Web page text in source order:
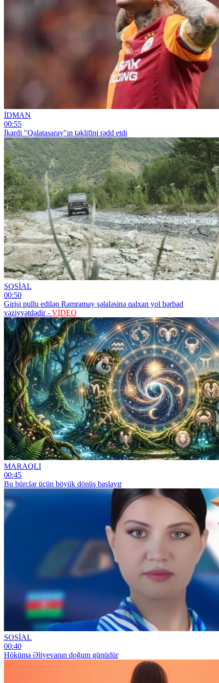
İDMAN
00:55
İkardi "Qalatasaray"ın təklifini rədd etdi
SOSİAL
00:50
Girişi pullu edilən Ramramay şəlaləsinə qalxan yol bərbad
vəziyyətdədir - VİDEO
MARAQLI
00:45
Bu bürclər üçün böyük dönüş başlayır
SOSİAL
00:40
Hökümə Əliyevanın doğum günüdür